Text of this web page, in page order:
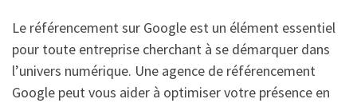
Le référencement sur Google est un élément essentiel
pour toute entreprise cherchant à se démarquer dans
l’univers numérique. Une agence de référencement
Google peut vous aider à optimiser votre présence en